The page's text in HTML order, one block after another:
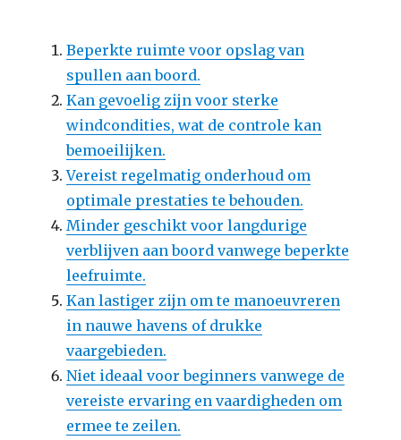
Beperkte ruimte voor opslag van
spullen aan boord.
Kan gevoelig zijn voor sterke
windcondities, wat de controle kan
bemoeilijken.
Vereist regelmatig onderhoud om
optimale prestaties te behouden.
Minder geschikt voor langdurige
verblijven aan boord vanwege beperkte
leefruimte.
Kan lastiger zijn om te manoeuvreren
in nauwe havens of drukke
vaargebieden.
Niet ideaal voor beginners vanwege de
vereiste ervaring en vaardigheden om
ermee te zeilen.